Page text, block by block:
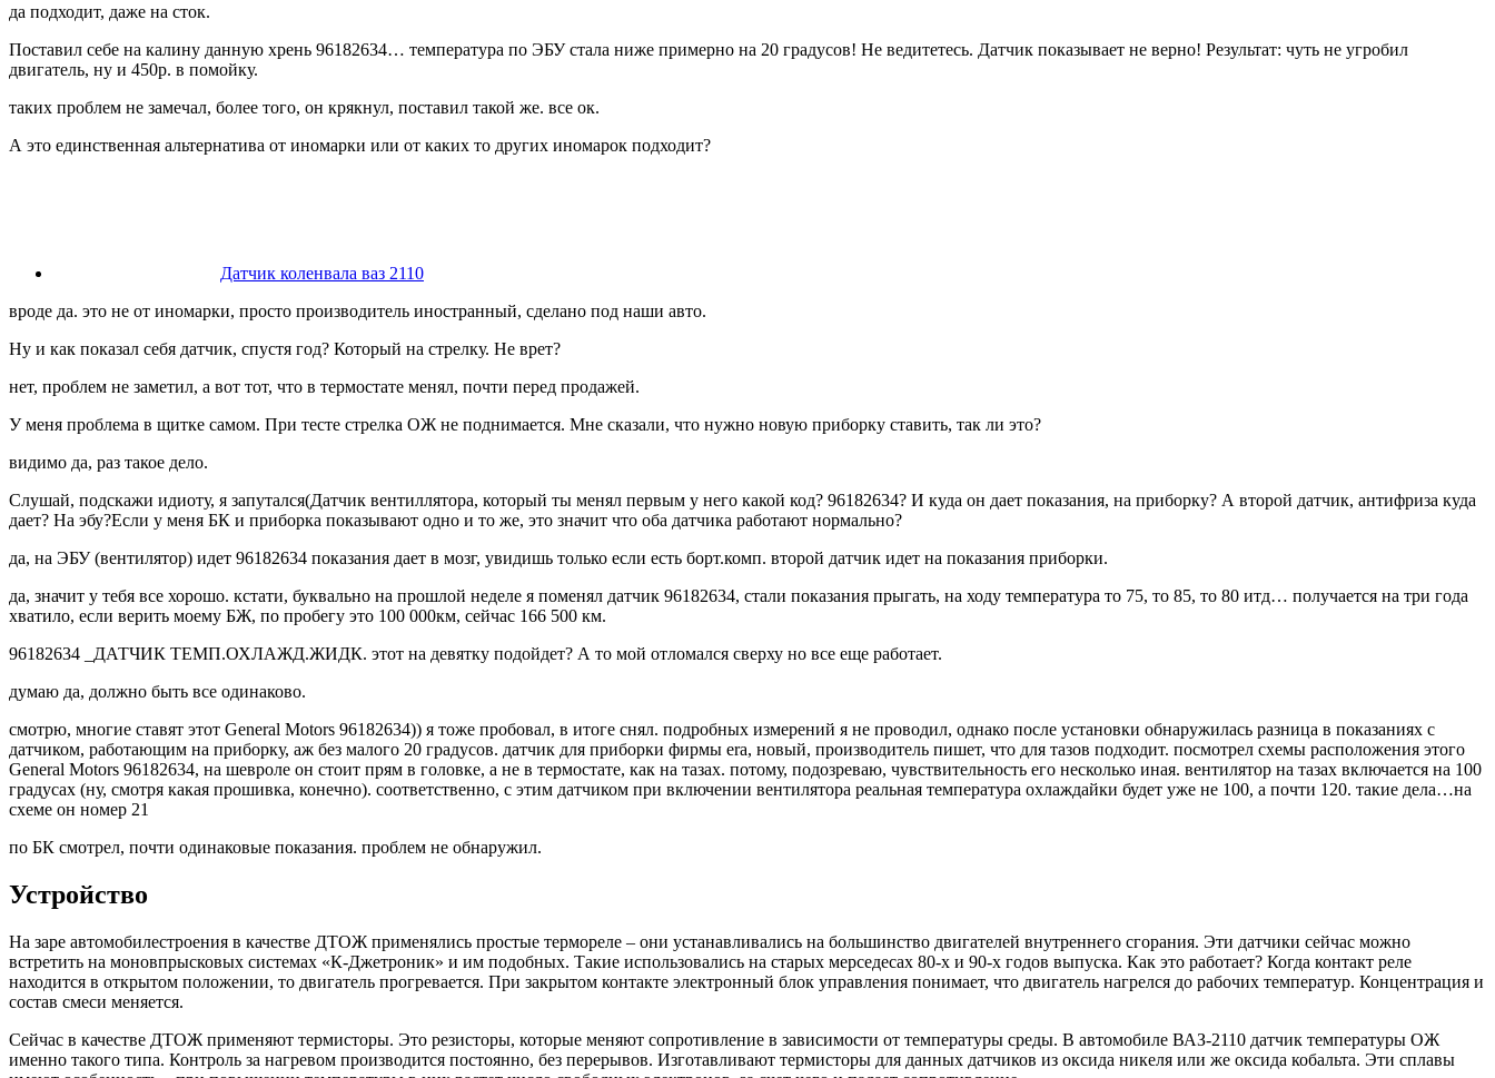
да подходит, даже на сток.
Поставил себе на калину данную хрень 96182634… температура по ЭБУ стала ниже примерно на 20 градусов! Не ведитетесь. Датчик показывает не верно! Результат: чуть не угробил
двигатель, ну и 450р. в помойку.
таких проблем не замечал, более того, он крякнул, поставил такой же. все ок.
А это единственная альтернатива от иномарки или от каких то других иномарок подходит?
Датчик коленвала ваз 2110
вроде да. это не от иномарки, просто производитель иностранный, сделано под наши авто.
Ну и как показал себя датчик, спустя год? Который на стрелку. Не врет?
нет, проблем не заметил, а вот тот, что в термостате менял, почти перед продажей.
У меня проблема в щитке самом. При тесте стрелка ОЖ не поднимается. Мне сказали, что нужно новую приборку ставить, так ли это?
видимо да, раз такое дело.
Слушай, подскажи идиоту, я запутался(Датчик вентиллятора, который ты менял первым у него какой код? 96182634? И куда он дает показания, на приборку? А второй датчик, антифриза куда
дает? На эбу?Если у меня БК и приборка показывают одно и то же, это значит что оба датчика работают нормально?
да, на ЭБУ (вентилятор) идет 96182634 показания дает в мозг, увидишь только если есть борт.комп. второй датчик идет на показания приборки.
да, значит у тебя все хорошо. кстати, буквально на прошлой неделе я поменял датчик 96182634, стали показания прыгать, на ходу температура то 75, то 85, то 80 итд… получается на три года
хватило, если верить моему БЖ, по пробегу это 100 000км, сейчас 166 500 км.
96182634 _ДАТЧИК ТЕМП.ОХЛАЖД.ЖИДК. этот на девятку подойдет? А то мой отломался сверху но все еще работает.
думаю да, должно быть все одинаково.
смотрю, многие ставят этот General Motors 96182634)) я тоже пробовал, в итоге снял. подробных измерений я не проводил, однако после установки обнаружилась разница в показаниях с
датчиком, работающим на приборку, аж без малого 20 градусов. датчик для приборки фирмы era, новый, производитель пишет, что для тазов подходит. посмотрел схемы расположения этого
General Motors 96182634, на шевроле он стоит прям в головке, а не в термостате, как на тазах. потому, подозреваю, чувствительность его несколько иная. вентилятор на тазах включается на 100
градусах (ну, смотря какая прошивка, конечно). соответственно, с этим датчиком при включении вентилятора реальная температура охлаждайки будет уже не 100, а почти 120. такие дела…на
схеме он номер 21
по БК смотрел, почти одинаковые показания. проблем не обнаружил.
Устройство
На заре автомобилестроения в качестве ДТОЖ применялись простые термореле – они устанавливались на большинство двигателей внутреннего сгорания. Эти датчики сейчас можно
встретить на моновпрысковых системах «К-Джетроник» и им подобных. Такие использовались на старых мерседесах 80-х и 90-х годов выпуска. Как это работает? Когда контакт реле
находится в открытом положении, то двигатель прогревается. При закрытом контакте электронный блок управления понимает, что двигатель нагрелся до рабочих температур. Концентрация и
состав смеси меняется.
Сейчас в качестве ДТОЖ применяют термисторы. Это резисторы, которые меняют сопротивление в зависимости от температуры среды. В автомобиле ВАЗ-2110 датчик температуры ОЖ
именно такого типа. Контроль за нагревом производится постоянно, без перерывов. Изготавливают термисторы для данных датчиков из оксида никеля или же оксида кобальта. Эти сплавы